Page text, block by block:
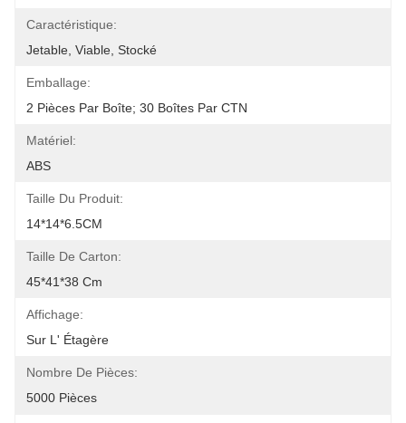
Caractéristique:
Jetable, Viable, Stocké
Emballage:
2 Pièces Par Boîte; 30 Boîtes Par CTN
Matériel:
ABS
Taille Du Produit:
14*14*6.5CM
Taille De Carton:
45*41*38 Cm
Affichage:
Sur L' Étagère
Nombre De Pièces:
5000 Pièces